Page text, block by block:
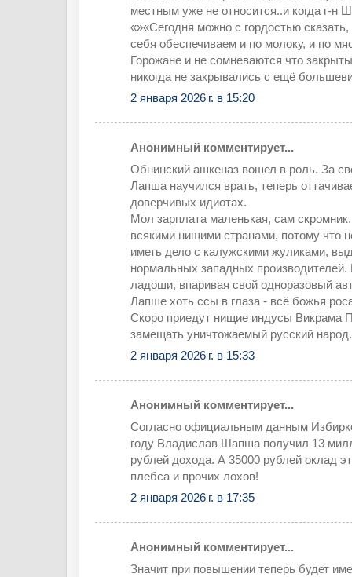
местным уже не относится..и когда г-н
«»«Сегодня можно с гордостью
себя обеспечиваем и по молоку, и по
Горожане и не сомневаются что
никогда не закрывались с ещё
2 января 2026 г. в 15:20
Анонимный комментирует...
Обнинский ашкеназ вошел в роль. За
Лапша научился врать, теперь
доверчивых идиотах.
Мол зарплата маленькая, сам
всякими нищими странами, потому что
иметь дело с калужскими жуликами,
нормальных западных
ладоши, впаривая свой одноразовый
Лапше хоть ссы в глаза - всё божья
Скоро приедут нищие индусы Викрама
замещать уничтожаемый русский народ.
2 января 2026 г. в 15:33
Анонимный комментирует...
Согласно официальным данным
году Владислав Шапша получил 13
рублей дохода. А 35000 рублей оклад
плебса и прочих лохов!
2 января 2026 г. в 17:35
Анонимный комментирует...
Значит при повышении теперь будет